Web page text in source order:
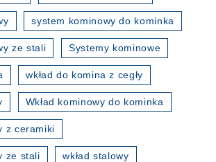
system kominowy do kominka
ze stali Systemy kominowe
wkład do komina z cegły
Wkład kominowy do kominka
z ceramiki
ze stali wkład stalowy